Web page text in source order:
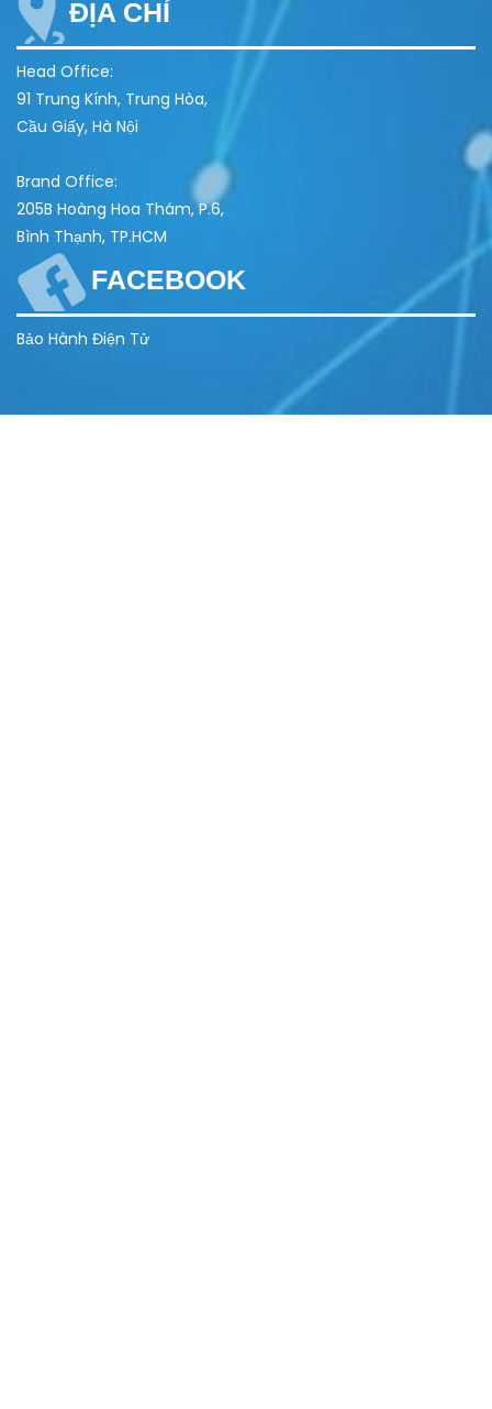
ĐỊA CHỈ
Head Office:
91 Trung Kính, Trung Hòa,
Cầu Giấy, Hà Nội
Brand Office:
205B Hoàng Hoa Thám, P.6,
Bình Thạnh, TP.HCM
FACEBOOK
Bảo Hành Điện Tử